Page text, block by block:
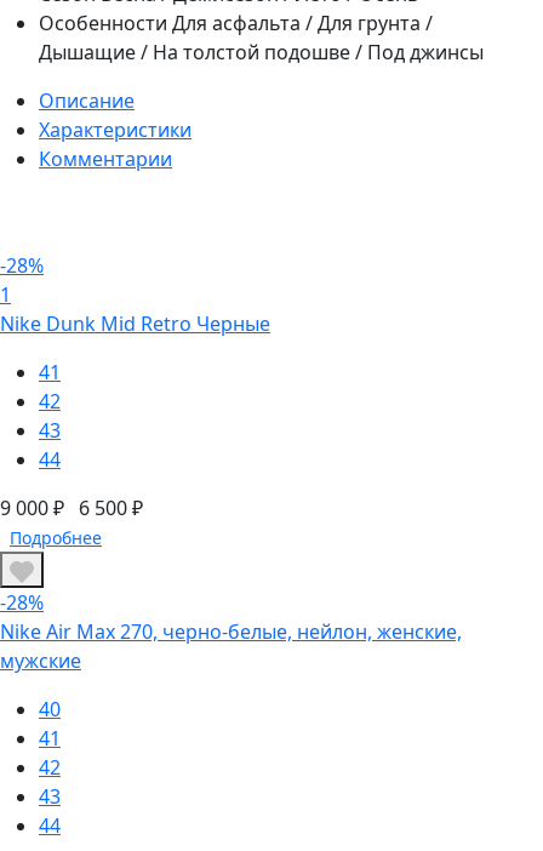
Особенности Для асфальта / Для грунта /
Дышащие / На толстой подошве / Под джинсы
Описание
Характеристики
Комментарии
-28%
1
Nike Dunk Mid Retro Черные
41
42
43
44
9 000 ₽ 6 500 ₽
Подробнее
-28%
Nike Air Max 270, черно-белые, нейлон, женские,
мужские
40
41
42
43
44